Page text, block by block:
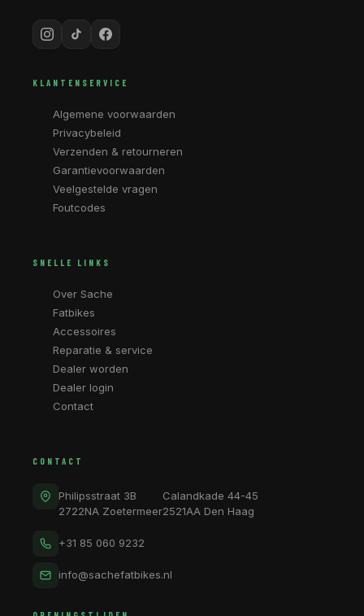
KLANTENSERVICE
Algemene voorwaarden
Privacybeleid
Verzenden & retourneren
Garantievoorwaarden
Veelgestelde vragen
Foutcodes
SNELLE LINKS
Over Sache
Fatbikes
Accessoires
Reparatie & service
Dealer worden
Dealer login
Contact
CONTACT
Philipsstraat 3B
2722NA Zoetermeer
Calandkade 44-45
2521AA Den Haag
+31 85 060 9232
info@sachefatbikes.nl